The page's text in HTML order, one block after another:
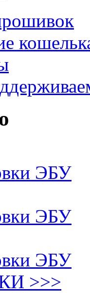
ЭБУ
ЭБУ
ЭБУ
>>>